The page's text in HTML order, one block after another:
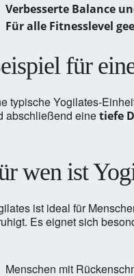
Verbesserte Balance
Für alle Fitnesslevel
für
typische Yogilates-
abschließend einetiefe
wen ist
ist ideal für
Es eignet sich
Menschen mit